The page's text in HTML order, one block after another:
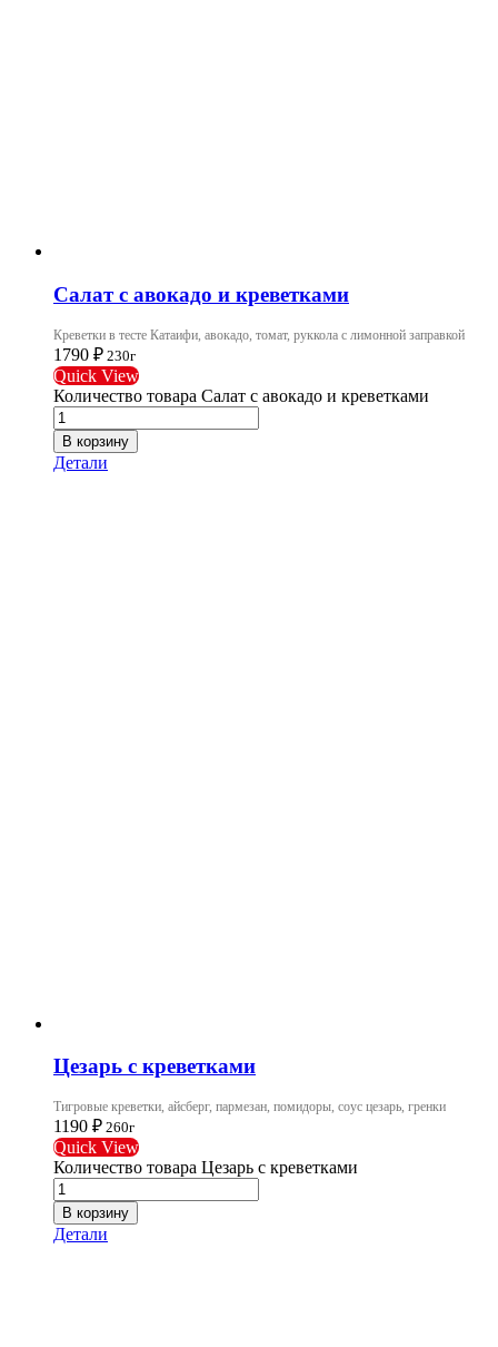
Салат с авокадо и креветками
Креветки в тесте Катаифи, авокадо, томат, руккола с лимонной заправкой
1790 ₽ 230г
Quick View
Количество товара Салат с авокадо и креветками
В корзину
Детали
Цезарь с креветками
Тигровые креветки, айсберг, пармезан, помидоры, соус цезарь, гренки
1190 ₽ 260г
Quick View
Количество товара Цезарь с креветками
В корзину
Детали